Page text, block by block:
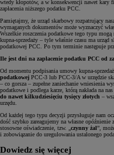
wtedy kłopotów, a w konsekwencji nawet kary
zapłacenia niższego podatku PCC.
Pamiętajmy, że urząd skarbowy rozpatrujący
wymaganych dokumentów może wyznaczyć
Wszelkie roszczenia podatkowe tego typu mogą
kupna-sprzedaży – tyle właśnie czasu ma
podatkowej PCC. Po tym terminie następuje
Ile jest dni na zapłacenie podatku PCC od
Od momentu podpisania umowy kupna-
podatkowej PCC-3 lub PCC-3/A w urzędzie
– co gorsza – zupełne zaniechanie wniesienia
podatkowe i podlega karze, którą nakłada na
do nawet kilkudziesięciu tysięcy złotych –
urzędu.
Od każdej tego typu decyzji przysługuje nam
dość szybko zareagujemy na własne
stosowne oświadczenie, tzw. „czynny żal”,
i zobowiązanie do uregulowania ustalonego
Dowiedz się więcej